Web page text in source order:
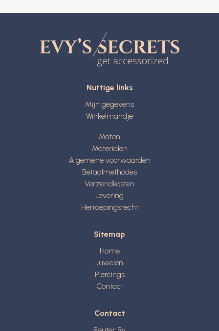
Nuttige links
Mijn gegevens
Winkelmandje
Maten
Materialen
Algemene voorwaarden
Betaalmethodes
Verzendkosten
Levering
Herroepingsrecht
Sitemap
Home
Juwelen
Piercings
Contact
Contact